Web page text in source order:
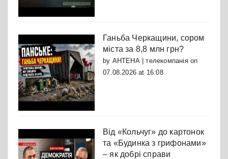
Ганьба Черкащини, сором
міста за 8,8 млн грн?
by АНТЕНА | телекомпаніяon
07.08.2026 at 16:08
Від «Кольчуг» до картонок
та «Будинка з грифонами»
– як добрі справи